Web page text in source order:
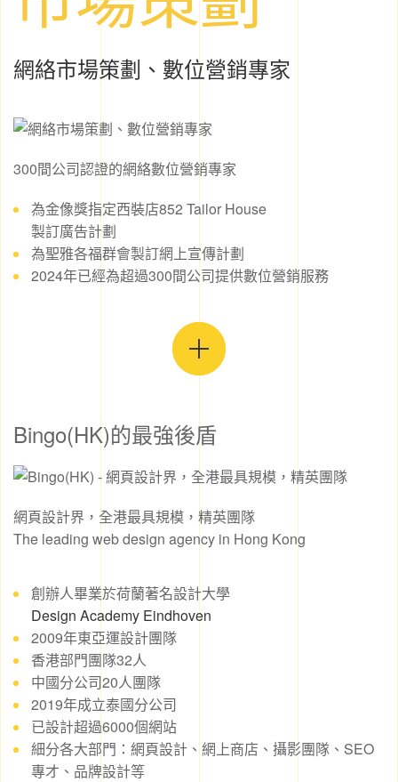
網絡市場策劃、數位營銷專家
300間公司認證的網絡數位營銷專家
為金像獎指定西裝店852 Tailor House
製訂廣告計劃
為聖雅各福群會製訂網上宣傳計劃
2024年已經為超過300間公司提供數位營銷服務
Bingo(HK)的最強後盾
網頁設計界，全港最具規模，精英團隊
The leading web design agency in Hong Kong
創辦人畢業於荷蘭著名設計大學
Design Academy Eindhoven
2009年東亞運設計團隊
香港部門團隊32人
中國分公司20人團隊
2019年成立泰國分公司
已設計超過6000個網站
細分各大部門：網頁設計、網上商店、攝影團隊、SEO
專才、品牌設計等